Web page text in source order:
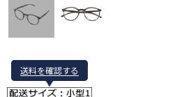
送料を確認する
送料を確認する